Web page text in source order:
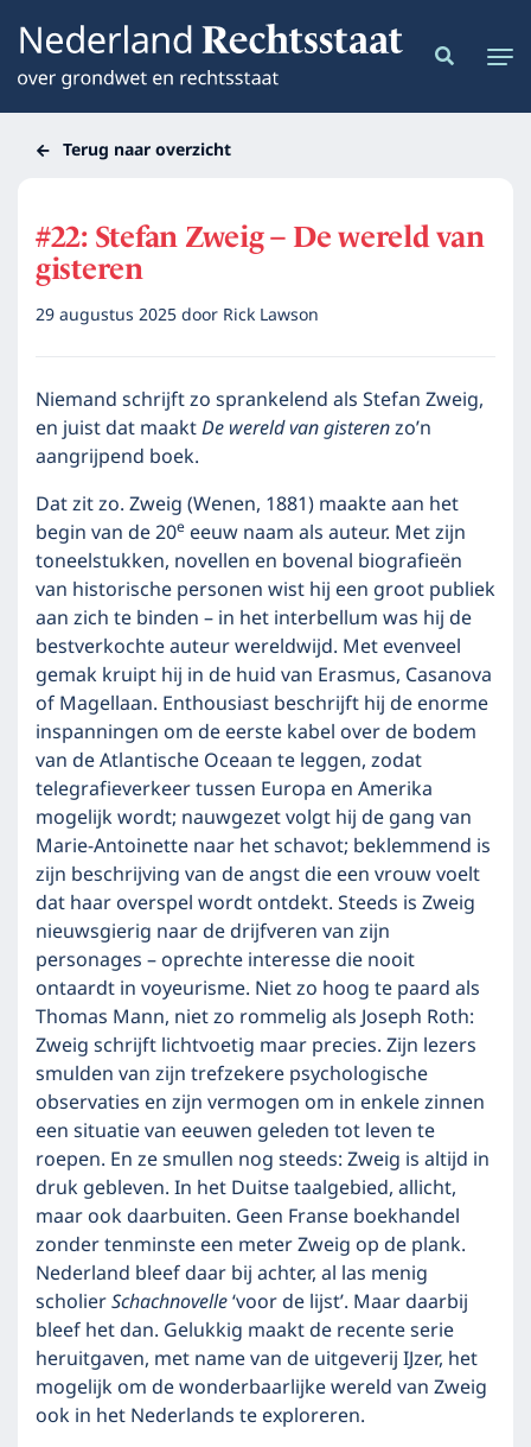
Terug naar overzicht
#22: Stefan Zweig – De wereld van
gisteren
29 augustus 2025door Rick Lawson
Niemand schrijft zo sprankelend als Stefan Zweig,
en juist dat maaktDe wereld van gisterenzo’n
aangrijpend boek.
Dat zit zo. Zweig (Wenen, 1881) maakte aan het
begin van de 20e eeuw naam als auteur. Met zijn
toneelstukken, novellen en bovenal biografieën
van historische personen wist hij een groot publiek
aan zich te binden – in het interbellum was hij de
bestverkochte auteur wereldwijd. Met evenveel
gemak kruipt hij in de huid van Erasmus, Casanova
of Magellaan. Enthousiast beschrijft hij de enorme
inspanningen om de eerste kabel over de bodem
van de Atlantische Oceaan te leggen, zodat
telegrafieverkeer tussen Europa en Amerika
mogelijk wordt; nauwgezet volgt hij de gang van
Marie-Antoinette naar het schavot; beklemmend is
zijn beschrijving van de angst die een vrouw voelt
dat haar overspel wordt ontdekt. Steeds is Zweig
nieuwsgierig naar de drijfveren van zijn
personages – oprechte interesse die nooit
ontaardt in voyeurisme. Niet zo hoog te paard als
Thomas Mann, niet zo rommelig als Joseph Roth:
Zweig schrijft lichtvoetig maar precies. Zijn lezers
smulden van zijn trefzekere psychologische
observaties en zijn vermogen om in enkele zinnen
een situatie van eeuwen geleden tot leven te
roepen. En ze smullen nog steeds: Zweig is altijd in
druk gebleven. In het Duitse taalgebied, allicht,
maar ook daarbuiten. Geen Franse boekhandel
zonder tenminste een meter Zweig op de plank.
Nederland bleef daar bij achter, al las menig
scholierSchachnovelle‘voor de lijst’. Maar daarbij
bleef het dan. Gelukkig maakt de recente serie
heruitgaven, met name van de uitgeverij IJzer, het
mogelijk om de wonderbaarlijke wereld van Zweig
ook in het Nederlands te exploreren.